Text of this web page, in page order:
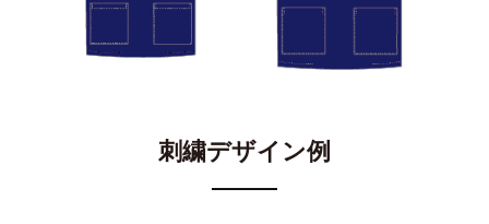
刺繍デザイン例